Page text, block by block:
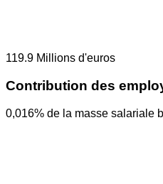
119.9 Millions d'euros
Contribution des
0,016% de la masse salariale